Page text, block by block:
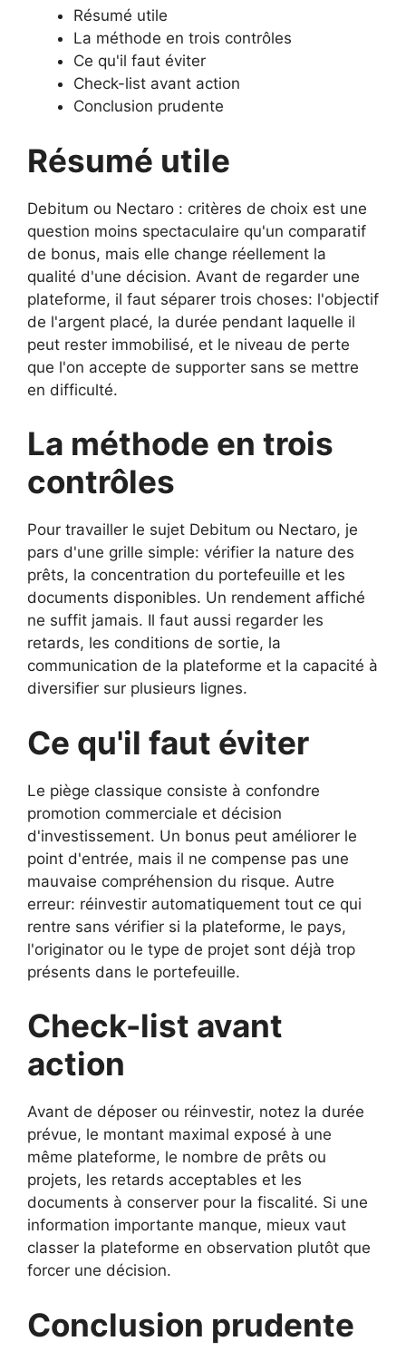
Résumé utile
La méthode en trois contrôles
Ce qu'il faut éviter
Check-list avant action
Conclusion prudente
Résumé utile
Debitum ou Nectaro : critères de choix est une
question moins spectaculaire qu'un comparatif
de bonus, mais elle change réellement la
qualité d'une décision. Avant de regarder une
plateforme, il faut séparer trois choses: l'objectif
de l'argent placé, la durée pendant laquelle il
peut rester immobilisé, et le niveau de perte
que l'on accepte de supporter sans se mettre
en difficulté.
La méthode en trois
contrôles
Pour travailler le sujet Debitum ou Nectaro, je
pars d'une grille simple: vérifier la nature des
prêts, la concentration du portefeuille et les
documents disponibles. Un rendement affiché
ne suffit jamais. Il faut aussi regarder les
retards, les conditions de sortie, la
communication de la plateforme et la capacité à
diversifier sur plusieurs lignes.
Ce qu'il faut éviter
Le piège classique consiste à confondre
promotion commerciale et décision
d'investissement. Un bonus peut améliorer le
point d'entrée, mais il ne compense pas une
mauvaise compréhension du risque. Autre
erreur: réinvestir automatiquement tout ce qui
rentre sans vérifier si la plateforme, le pays,
l'originator ou le type de projet sont déjà trop
présents dans le portefeuille.
Check-list avant
action
Avant de déposer ou réinvestir, notez la durée
prévue, le montant maximal exposé à une
même plateforme, le nombre de prêts ou
projets, les retards acceptables et les
documents à conserver pour la fiscalité. Si une
information importante manque, mieux vaut
classer la plateforme en observation plutôt que
forcer une décision.
Conclusion prudente